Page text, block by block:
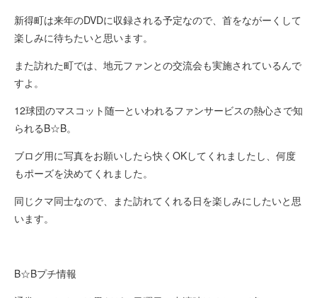
新得町は来年のDVDに収録される予定なので、首をながーくして
楽しみに待ちたいと思います。
また訪れた町では、地元ファンとの交流会も実施されているんで
すよ。
12球団のマスコット随一といわれるファンサービスの熱心さで知
られるB☆B。
ブログ用に写真をお願いしたら快くOKしてくれましたし、何度
もポーズを決めてくれました。
同じクマ同士なので、また訪れてくれる日を楽しみにしたいと思
います。
B☆Bプチ情報